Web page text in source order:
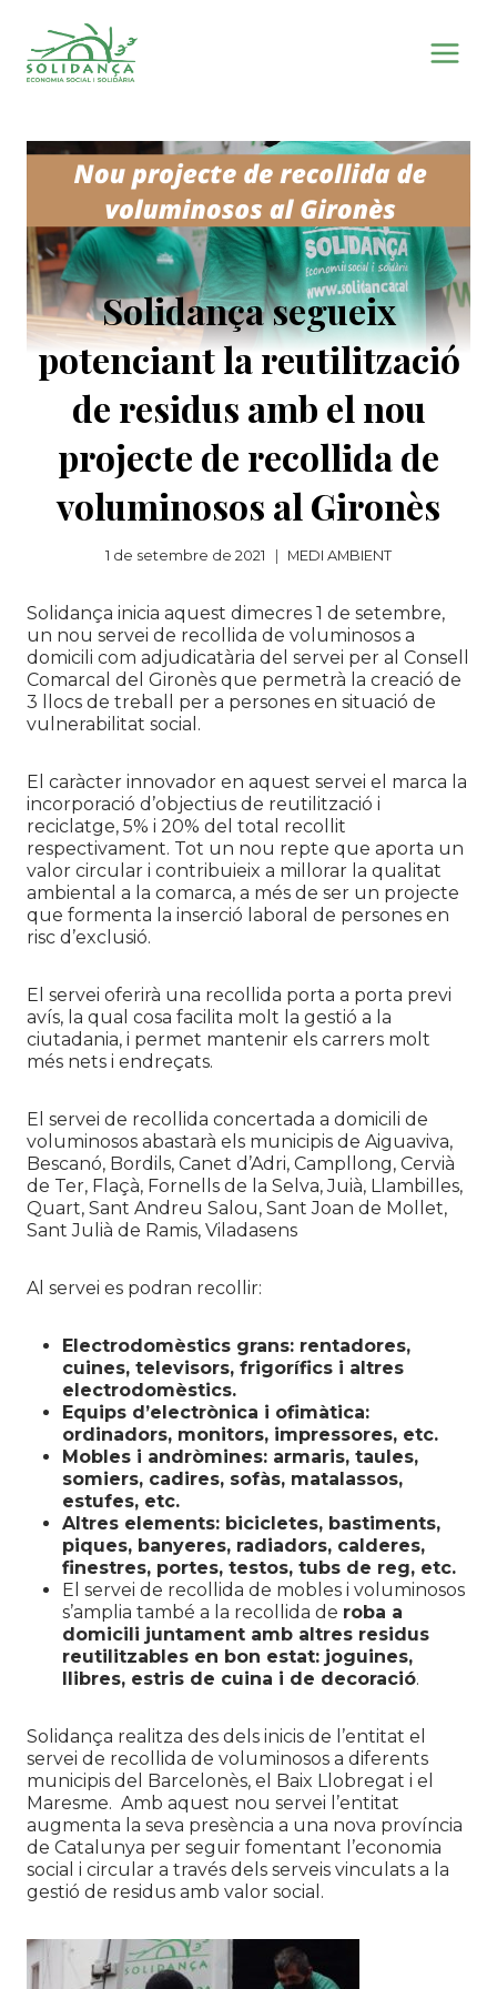
contingut
Solidança segueix
potenciant la reutilització
de residus amb el nou
projecte de recollida de
voluminosos al Gironès
1 de setembre de 2021 MEDI AMBIENT
Solidança inicia aquest dimecres 1 de setembre,
un nou servei de recollida de voluminosos a
domicili com adjudicatària del servei per al Consell
Comarcal del Gironès que permetrà la creació de
3 llocs de treball per a persones en situació de
vulnerabilitat social.
El caràcter innovador en aquest servei el marca la
incorporació d’objectius de reutilització i
reciclatge, 5% i 20% del total recollit
respectivament. Tot un nou repte que aporta un
valor circular i contribuieix a millorar la qualitat
ambiental a la comarca, a més de ser un projecte
que formenta la inserció laboral de persones en
risc d’exclusió.
El servei oferirà una recollida porta a porta previ
avís, la qual cosa facilita molt la gestió a la
ciutadania, i permet mantenir els carrers molt
més nets i endreçats.
El servei de recollida concertada a domicili de
voluminosos abastarà els municipis de Aiguaviva,
Bescanó, Bordils, Canet d’Adri, Campllong, Cervià
de Ter, Flaçà, Fornells de la Selva, Juià, Llambilles,
Quart, Sant Andreu Salou, Sant Joan de Mollet,
Sant Julià de Ramis, Viladasens
Al servei es podran recollir:
Electrodomèstics grans: rentadores,
cuines, televisors, frigorífics i altres
electrodomèstics.
Equips d’electrònica i ofimàtica:
ordinadors, monitors, impressores, etc.
Mobles i andròmines: armaris, taules,
somiers, cadires, sofàs, matalassos,
estufes, etc.
Altres elements: bicicletes, bastiments,
piques, banyeres, radiadors, calderes,
finestres, portes, testos, tubs de reg, etc.
El servei de recollida de mobles i voluminosos
s’amplia també a la recollida de roba a
domicili juntament amb altres residus
reutilitzables en bon estat: joguines,
llibres, estris de cuina i de decoració.
Solidança realitza des dels inicis de l’entitat el
servei de recollida de voluminosos a diferents
municipis del Barcelonès, el Baix Llobregat i el
Maresme. Amb aquest nou servei l’entitat
augmenta la seva presència a una nova província
de Catalunya per seguir fomentant l’economia
social i circular a través dels serveis vinculats a la
gestió de residus amb valor social.